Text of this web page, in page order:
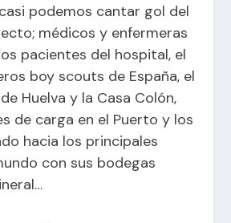
podemos cantar gol del
médicos y enfermeras
pacientes del hospital, el
boy scouts de España, el
Huelva y la Casa Colón,
de carga en el Puerto y los
hacia los principales
con sus bodegas